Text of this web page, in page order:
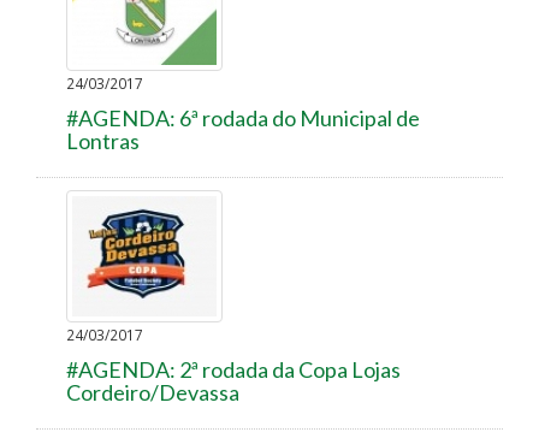
24/03/2017
#AGENDA: 6ª rodada do Municipal de
Lontras
24/03/2017
#AGENDA: 2ª rodada da Copa Lojas
Cordeiro/Devassa